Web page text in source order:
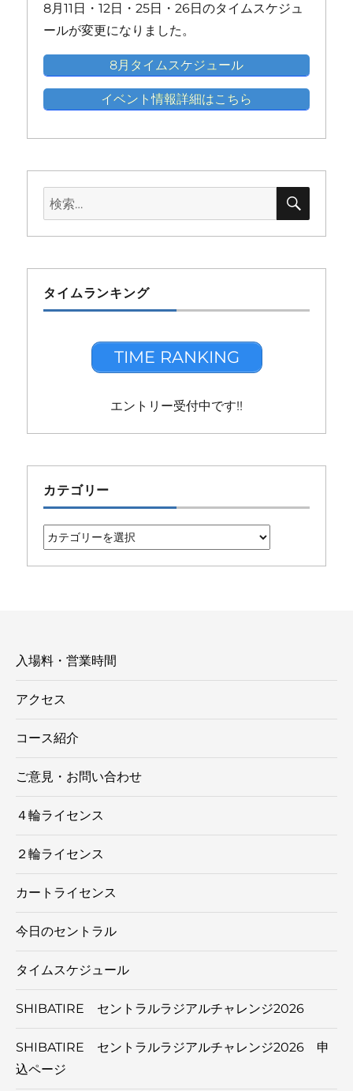
ト)
ト)
ト)
ト)
ト)
8月11日・12日・25日・26日のタイムスケジュ
ールが変更になりました。
8月タイムスケジュール
イベント情報詳細はこちら
検
索:
検
タイムランキング
TIME RANKING
エントリー受付中です!!
カテゴリー
カ
テ
ゴ
入場料・営業時間
アクセス
コース紹介
ご意見・お問い合わせ
４輪ライセンス
２輪ライセンス
カートライセンス
今日のセントラル
タイムスケジュール
SHIBATIRE セントラルラジアルチャレンジ2026
SHIBATIRE セントラルラジアルチャレンジ2026 申
込ページ